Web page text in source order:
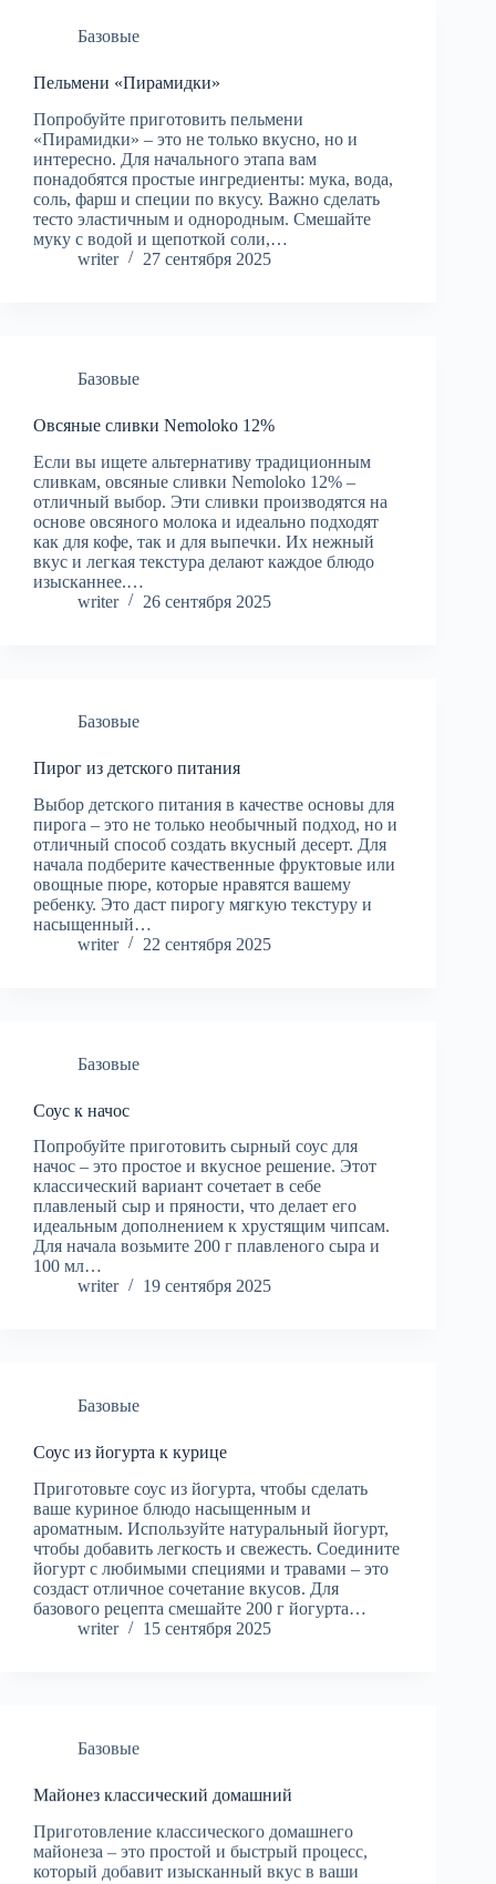
Базовые
Пельмени «Пирамидки»
Попробуйте приготовить пельмени
«Пирамидки» – это не только вкусно, но и
интересно. Для начального этапа вам
понадобятся простые ингредиенты: мука, вода,
соль, фарш и специи по вкусу. Важно сделать
тесто эластичным и однородным. Смешайте
муку с водой и щепоткой соли,…
writer
27 сентября 2025
Базовые
Овсяные сливки Nemoloko 12%
Если вы ищете альтернативу традиционным
сливкам, овсяные сливки Nemoloko 12% –
отличный выбор. Эти сливки производятся на
основе овсяного молока и идеально подходят
как для кофе, так и для выпечки. Их нежный
вкус и легкая текстура делают каждое блюдо
изысканнее.…
writer
26 сентября 2025
Базовые
Пирог из детского питания
Выбор детского питания в качестве основы для
пирога – это не только необычный подход, но и
отличный способ создать вкусный десерт. Для
начала подберите качественные фруктовые или
овощные пюре, которые нравятся вашему
ребенку. Это даст пирогу мягкую текстуру и
насыщенный…
writer
22 сентября 2025
Базовые
Соус к начос
Попробуйте приготовить сырный соус для
начос – это простое и вкусное решение. Этот
классический вариант сочетает в себе
плавленый сыр и пряности, что делает его
идеальным дополнением к хрустящим чипсам.
Для начала возьмите 200 г плавленого сыра и
100 мл…
writer
19 сентября 2025
Базовые
Соус из йогурта к курице
Приготовьте соус из йогурта, чтобы сделать
ваше куриное блюдо насыщенным и
ароматным. Используйте натуральный йогурт,
чтобы добавить легкость и свежесть. Соедините
йогурт с любимыми специями и травами – это
создаст отличное сочетание вкусов. Для
базового рецепта смешайте 200 г йогурта…
writer
15 сентября 2025
Базовые
Майонез классический домашний
Приготовление классического домашнего
майонеза – это простой и быстрый процесс,
который добавит изысканный вкус в ваши